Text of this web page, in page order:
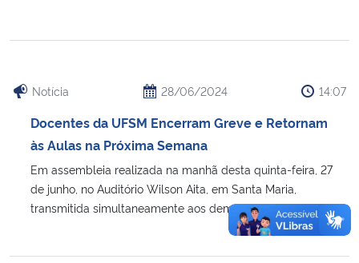
Notícia 28/06/2024 14:07
Docentes da UFSM Encerram Greve e Retornam
às Aulas na Próxima Semana
Em assembleia realizada na manhã desta quinta-feira, 27
de junho, no Auditório Wilson Aita, em Santa Maria,
transmitida simultaneamente aos demais campi, [...]